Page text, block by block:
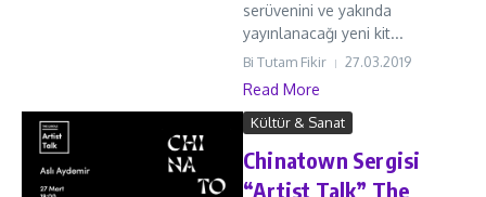
serüvenini ve yakında
yayınlanacağı yeni kit...
Bi Tutam Fikir 27.03.2019
Read More
Kültür & Sanat
Chinatown Sergisi
“Artist Talk” The